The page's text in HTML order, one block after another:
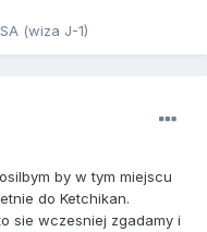
(wiza J-1)
by w tym miejscu
do Ketchikan.
sie wczesniej zgadamy i